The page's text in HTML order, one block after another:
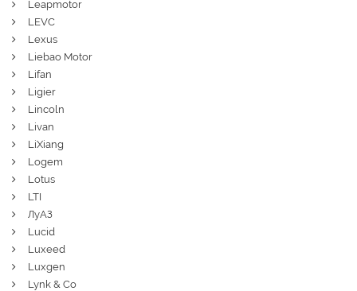
Leapmotor
LEVC
Lexus
Liebao Motor
Lifan
Ligier
Lincoln
Livan
LiXiang
Logem
Lotus
LTI
ЛуАЗ
Lucid
Luxeed
Luxgen
Lynk & Co